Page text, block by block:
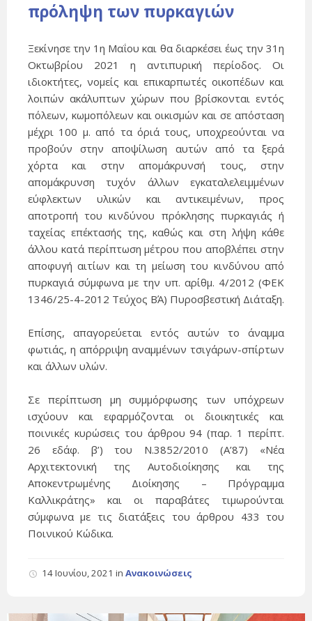
πρόληψη των πυρκαγιών
Ξεκίνησε την 1η Μαΐου και θα διαρκέσει έως την 31η
Οκτωβρίου 2021 η αντιπυρική περίοδος. Οι
ιδιοκτήτες, νομείς και επικαρπωτές οικοπέδων και
λοιπών ακάλυπτων χώρων που βρίσκονται εντός
πόλεων, κωμοπόλεων και οικισμών και σε απόσταση
μέχρι 100 μ. από τα όριά τους, υποχρεούνται να
προβούν στην αποψίλωση αυτών από τα ξερά
χόρτα και στην απομάκρυνσή τους, στην
απομάκρυνση τυχόν άλλων εγκαταλελειμμένων
εύφλεκτων υλικών και αντικειμένων, προς
αποτροπή του κινδύνου πρόκλησης πυρκαγιάς ή
ταχείας επέκτασής της, καθώς και στη λήψη κάθε
άλλου κατά περίπτωση μέτρου που αποβλέπει στην
αποφυγή αιτίων και τη μείωση του κινδύνου από
πυρκαγιά σύμφωνα με την υπ. αρίθμ. 4/2012 (ΦΕΚ
1346/25-4-2012 Τεύχος ΒΆ) Πυροσβεστική Διάταξη.
Επίσης, απαγορεύεται εντός αυτών το άναμμα
φωτιάς, η απόρριψη αναμμένων τσιγάρων-σπίρτων
και άλλων υλών.
Σε περίπτωση μη συμμόρφωσης των υπόχρεων
ισχύουν και εφαρμόζονται οι διοικητικές και
ποινικές κυρώσεις του άρθρου 94 (παρ. 1 περίπτ.
26 εδάφ. β’) του Ν.3852/2010 (Α’87) «Νέα
Αρχιτεκτονική της Αυτοδιοίκησης και της
Αποκεντρωμένης Διοίκησης – Πρόγραμμα
Καλλικράτης» και οι παραβάτες τιμωρούνται
σύμφωνα με τις διατάξεις του άρθρου 433 του
Ποινικού Κώδικα.
14 Ιουνίου, 2021 in Ανακοινώσεις